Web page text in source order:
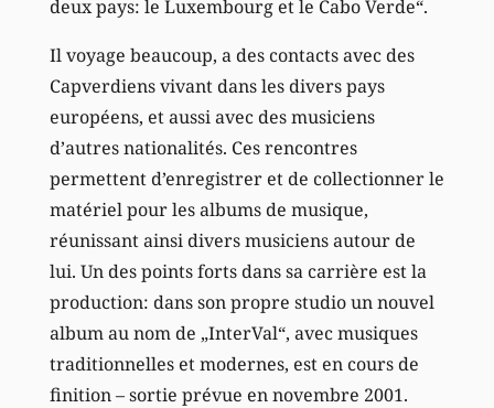
deux pays: le Luxembourg et le Cabo Verde“.
Il voyage beaucoup, a des contacts avec des
Capverdiens vivant dans les divers pays
européens, et aussi avec des musiciens
d’autres nationalités. Ces rencontres
permettent d’enregistrer et de collectionner le
matériel pour les albums de musique,
réunissant ainsi divers musiciens autour de
lui. Un des points forts dans sa carrière est la
production: dans son propre studio un nouvel
album au nom de „InterVal“, avec musiques
traditionnelles et modernes, est en cours de
finition – sortie prévue en novembre 2001.